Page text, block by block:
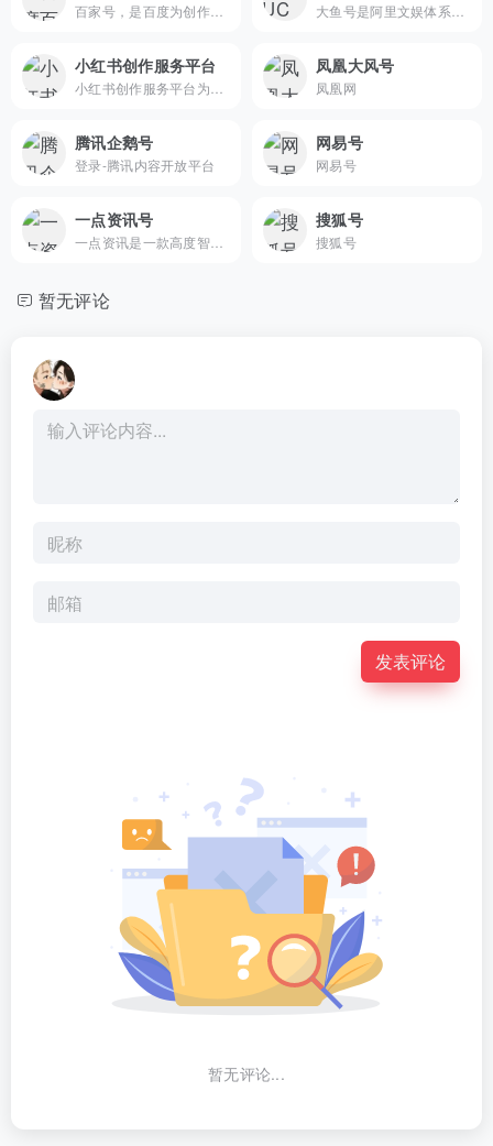
小红书创作服务平台 凤凰大风号
凤凰网
腾讯企鹅号
登录-腾讯内容开放平台
网易号
网易号
一点资讯号 搜狐号
搜狐号
暂无评论
发表评论
暂无评论...